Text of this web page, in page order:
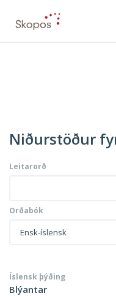
Niðurstöður
Leitarorð
Orðabók
Ensk-íslensk
Íslensk þýðing
Blýantar